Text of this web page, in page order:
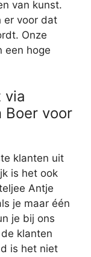
van kunst.
er voor dat
Onze
een hoge
via
Boer voor
klanten uit
is het ook
Antje
je maar één
je bij ons
klanten
is het niet